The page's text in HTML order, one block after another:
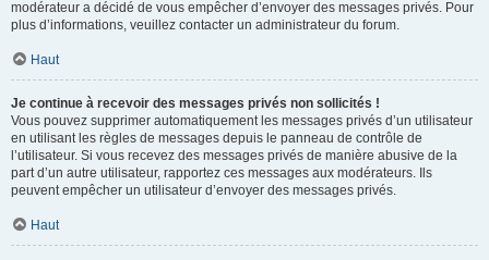
modérateur a décidé de vous empêcher d’envoyer des messages privés. Pour
plus d’informations, veuillez contacter un administrateur du forum.
Haut
Je continue à recevoir des messages privés non sollicités !
Vous pouvez supprimer automatiquement les messages privés d’un utilisateur
en utilisant les règles de messages depuis le panneau de contrôle de
l’utilisateur. Si vous recevez des messages privés de manière abusive de la
part d’un autre utilisateur, rapportez ces messages aux modérateurs. Ils
peuvent empêcher un utilisateur d’envoyer des messages privés.
Haut